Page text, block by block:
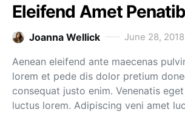
Eleifend Amet
Joanna Wellick June 28, 2018
Aenean eleifend ante maecenas
lorem et pede dis dolor pretium
consequat justo enim. Venenatis
luctus lorem. Adipiscing veni amet